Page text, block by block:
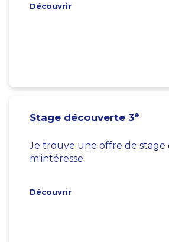
Découvrir
Stage découverte 3e
Je trouve une offre de stage
m'intéresse
Découvrir